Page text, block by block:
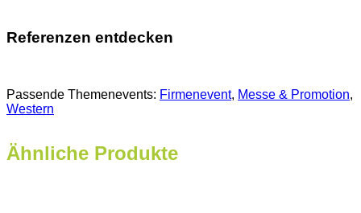
Referenzen entdecken
Passende Themenevents: Firmenevent, Messe & Promotion
Western
Ähnliche Produkte